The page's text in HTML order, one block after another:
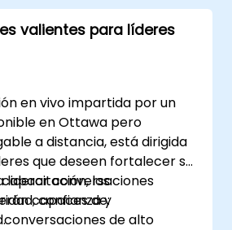
un liderazgo
valientes para líderes
en vivo impartida por un
en Ottawa pero
a distancia, está dirigida
que deseen fortalecer su
liderar conversaciones
confianza y
los
capaces de:
de alto